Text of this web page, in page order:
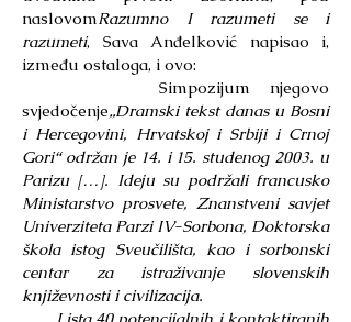
naslovomRazumno I razumeti se i
razumeti, Sava Anđelković napisao i,
između ostaloga, i ovo:
Simpozijum njegovo
svjedočenje„Dramski tekst danas u Bosni
i Hercegovini, Hrvatskoj i Srbiji i Crnoj
Gori“ održan je 14. i 15. studenog 2003. u
Parizu […]. Ideju su podržali francusko
Ministarstvo prosvete, Znanstveni savjet
Univerziteta Parzi IV-Sorbona, Doktorska
škola istog Sveučilišta, kao i sorbonski
centar za istraživanje slovenskih
književnosti i civilizacija.